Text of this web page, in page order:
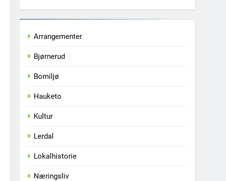
Arrangementer
Bjørnerud
Bomiljø
Hauketo
Kultur
Lerdal
Lokalhistorie
Næringsliv